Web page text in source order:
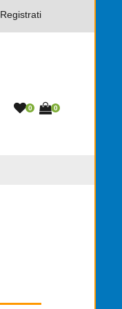
Registrati
0 0